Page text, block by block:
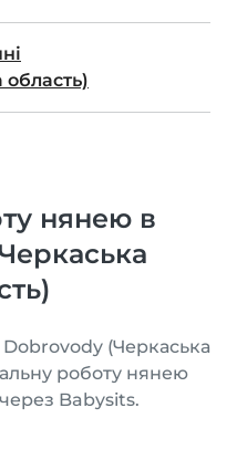
нянею в
(Черкаська
роботу нянею
Babysits.